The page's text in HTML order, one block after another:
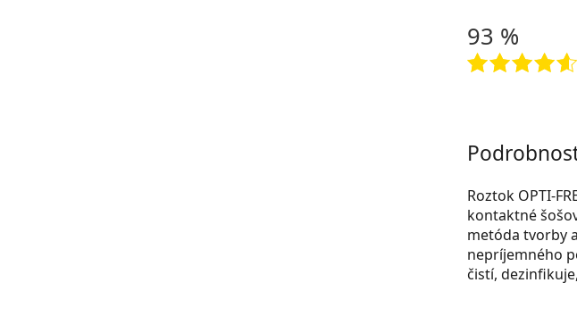
93 %
Roztok OPTI-
kontaktné
metóda tvorby
nepríjemného
čistí,